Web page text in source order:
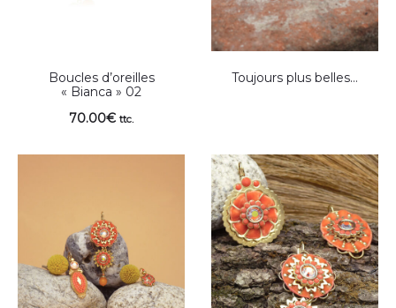
Boucles d’oreilles
« Bianca » 02
70.00€ ttc.
Toujours plus belles…